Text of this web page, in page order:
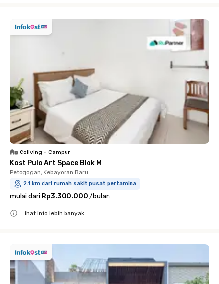
Coliving • Campur
Kost Pulo Art Space Blok M
Petogogan, Kebayoran Baru
2.1 km dari rumah sakit pusat pertamina
mulai dari Rp3.300.000 /bulan
Lihat info lebih banyak